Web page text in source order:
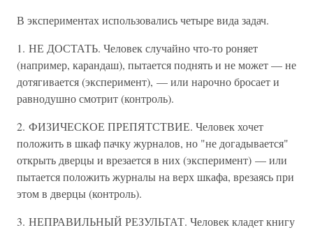
В экспериментах использовались четыре вида задач.
1. НЕ ДОСТАТЬ. Человек случайно что-то роняет
(например, карандаш), пытается поднять и не может — не
дотягивается (эксперимент), — или нарочно бросает и
равнодушно смотрит (контроль).
2. ФИЗИЧЕСКОЕ ПРЕПЯТСТВИЕ. Человек хочет
положить в шкаф пачку журналов, но "не догадывается"
открыть дверцы и врезается в них (эксперимент) — или
пытается положить журналы на верх шкафа, врезаясь при
этом в дверцы (контроль).
3. НЕПРАВИЛЬНЫЙ РЕЗУЛЬТАТ. Человек кладет книгу